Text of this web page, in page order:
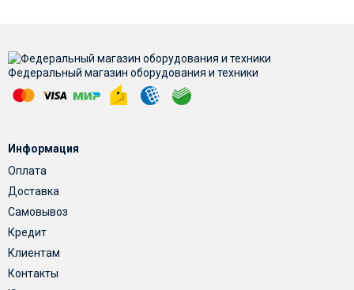
Федеральный магазин оборудования и техники
Информация
Оплата
Доставка
Самовывоз
Кредит
Клиентам
Контакты